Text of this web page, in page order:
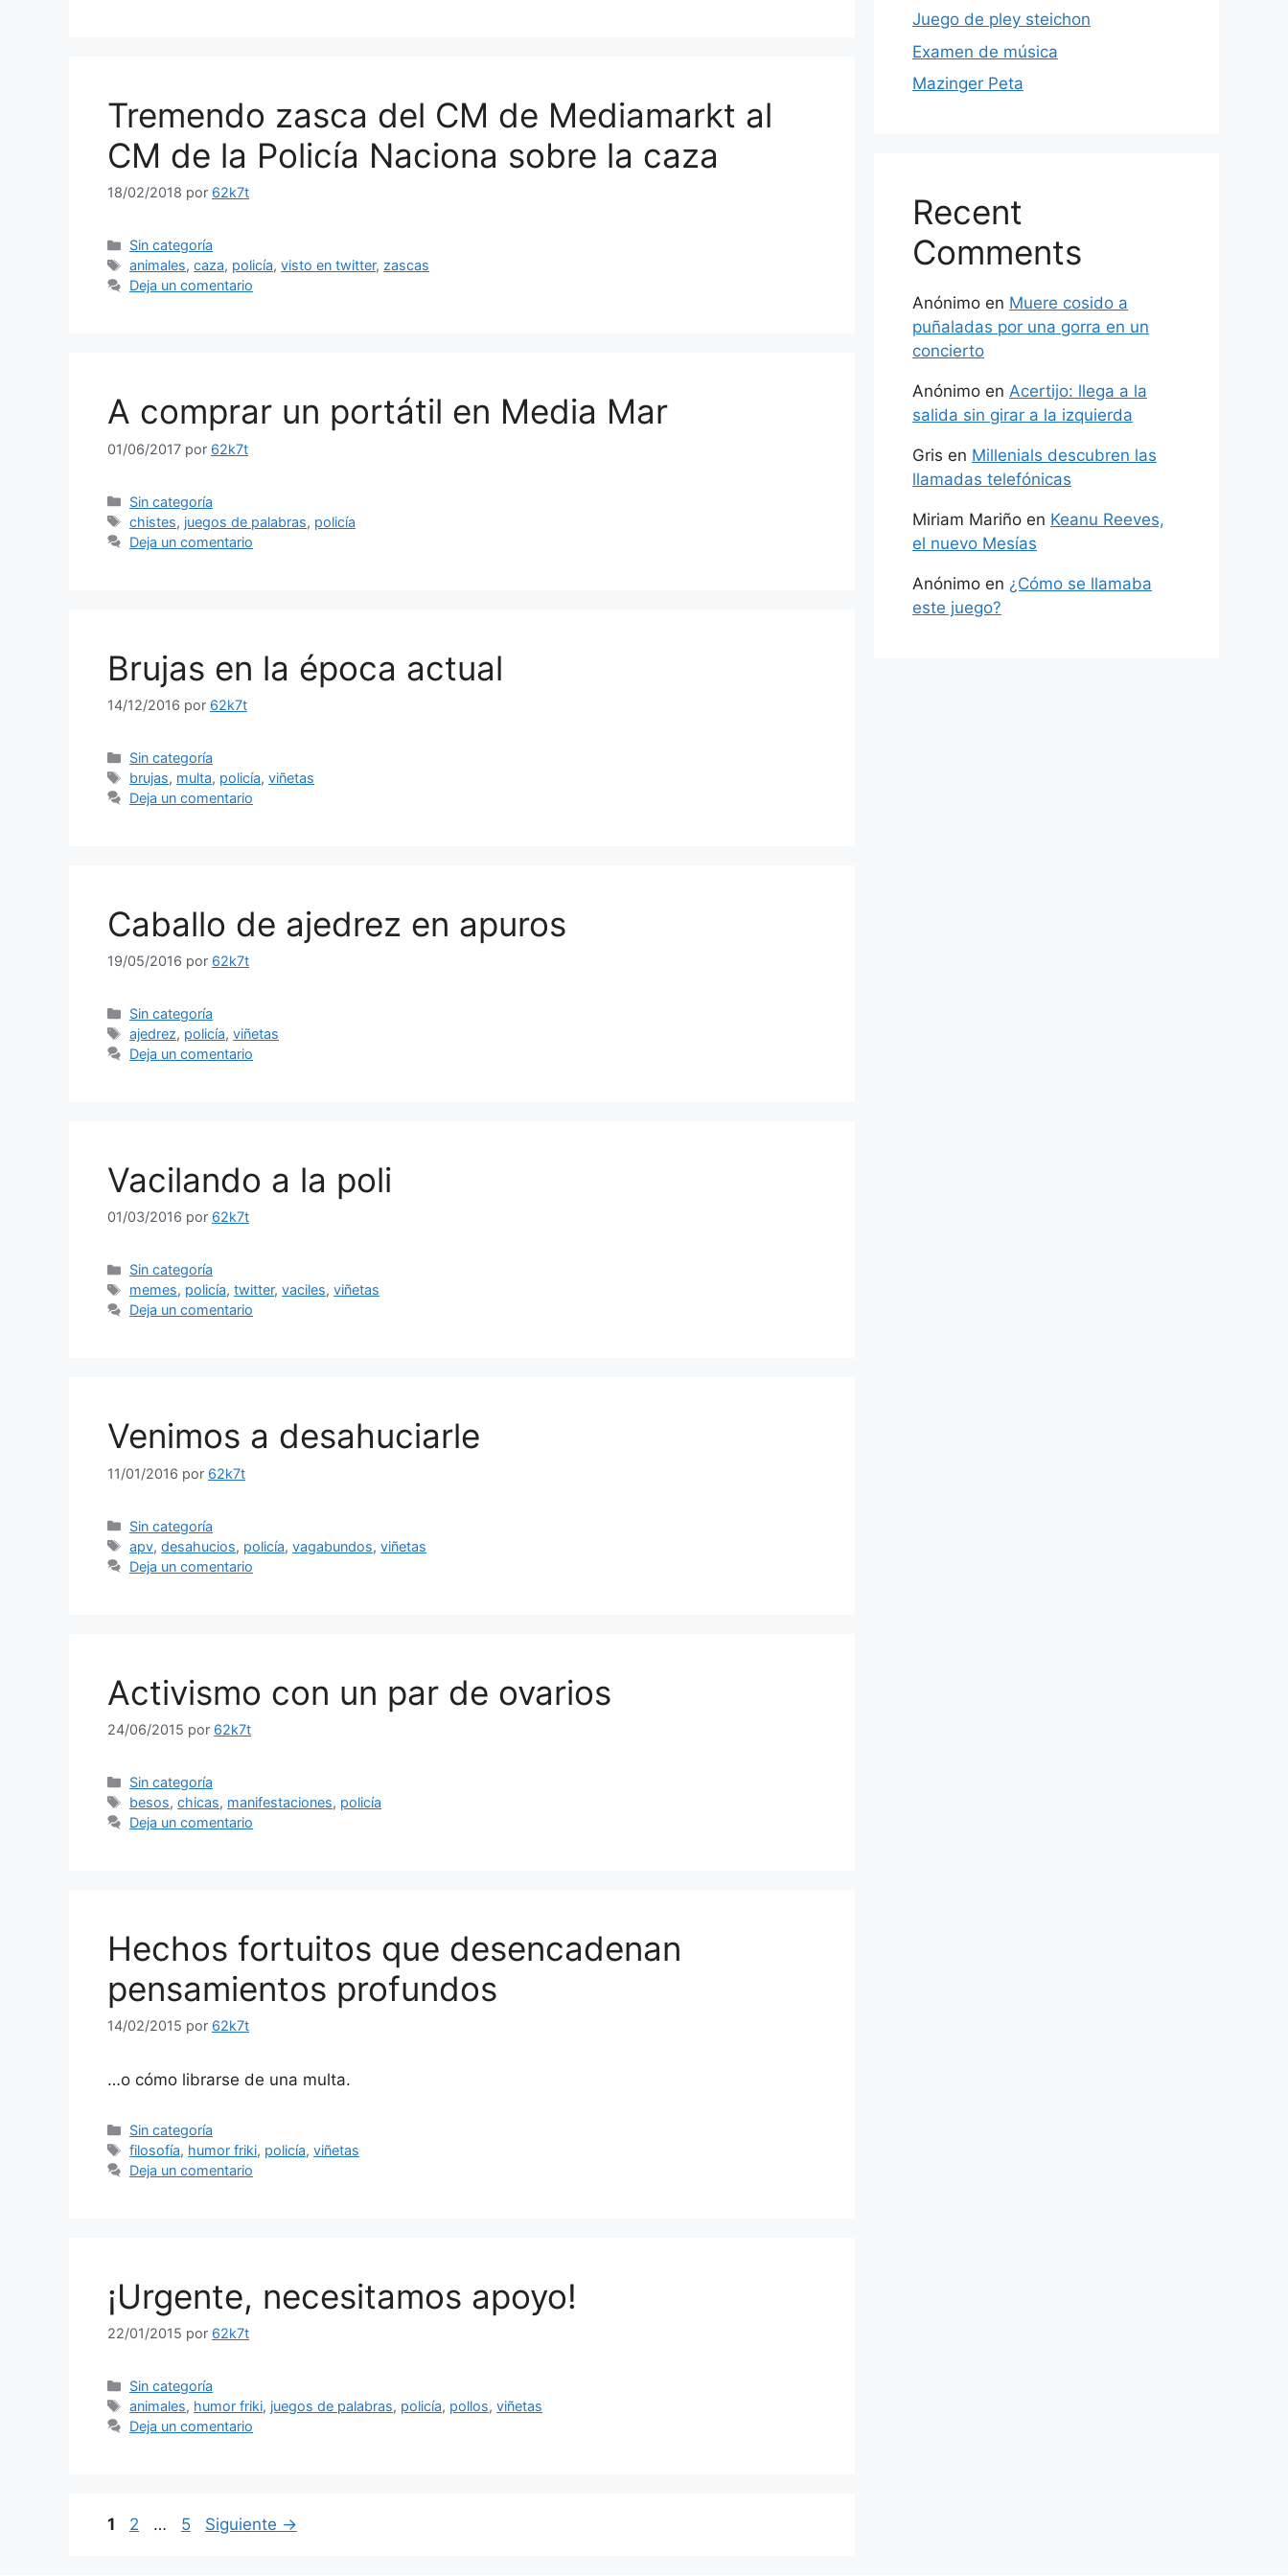
Tremendo zasca del CM de Mediamarkt al
CM de la Policía Naciona sobre la caza
18/02/2018 por 62k7t
Categorías
Sin categoría
Etiquetas
animales,caza, policía,visto en twitter,zascas
Deja un comentario
A comprar un portátil en Media Mar
01/06/2017 por 62k7t
Categorías
Sin categoría
Etiquetas
chistes, juegos de palabras, policía
Deja un comentario
Brujas en la época actual
14/12/2016 por 62k7t
Categorías
Sin categoría
Etiquetas
brujas, multa, policía,viñetas
Deja un comentario
Caballo de ajedrez en apuros
19/05/2016 por 62k7t
Categorías
Sin categoría
Etiquetas
ajedrez, policía,viñetas
Deja un comentario
Vacilando a la poli
01/03/2016 por 62k7t
Categorías
Sin categoría
Etiquetas
memes, policía,twitter,vaciles,viñetas
Deja un comentario
Venimos a desahuciarle
11/01/2016 por 62k7t
Categorías
Sin categoría
Etiquetas
apv,desahucios, policía,vagabundos,viñetas
Deja un comentario
Activismo con un par de ovarios
24/06/2015 por 62k7t
Categorías
Sin categoría
Etiquetas
besos,chicas, manifestaciones, policía
Deja un comentario
Hechos fortuitos que desencadenan
pensamientos profundos
14/02/2015 por 62k7t
…o cómo librarse de una multa.
Categorías
Sin categoría
Etiquetas
filosofía, humor friki, policía,viñetas
Deja un comentario
¡Urgente, necesitamos apoyo!
22/01/2015 por 62k7t
Categorías
Sin categoría
Etiquetas
animales, humor friki, juegos de palabras, policía, pollos,viñetas
Deja un comentario
Página
1 Página
2 … Página
5 Siguiente →
Juego de pley steichon
Examen de música
Mazinger Peta
Recent
Comments
Anónimo en Muere cosido a
puñaladas por una gorra en un
concierto
Anónimo en Acertijo: llega a la
salida sin girar a la izquierda
Gris en Millenials descubren las
llamadas telefónicas
Miriam Mariño en Keanu Reeves,
el nuevo Mesías
Anónimo en ¿Cómo se llamaba
este juego?